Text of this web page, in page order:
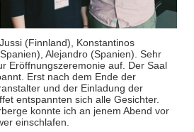
(Finnland), Konstantinos
Alejandro (Spanien). Sehr
Eröffnungszeremonie auf. Der Saal
Erst nach dem Ende der
und der Einladung der
entspannten sich alle Gesichter.
konnte ich an jenem Abend vor
einschlafen.